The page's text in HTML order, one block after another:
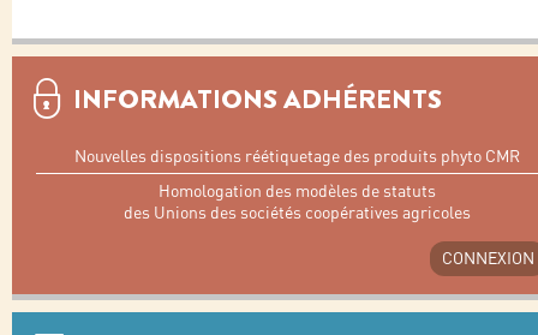
INFORMATIONS ADHÉRENTS
Nouvelles dispositions réétiquetage des produits phyto CMR
Homologation des modèles de statuts
des Unions des sociétés coopératives agricoles
CONNEXION